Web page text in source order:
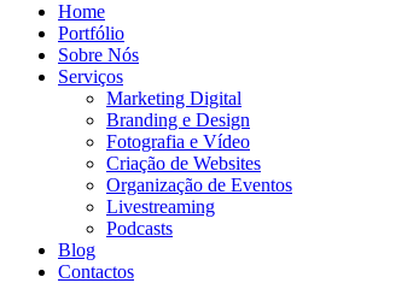
Home
Portfólio
Sobre Nós
Serviços
Marketing Digital
Branding e Design
Fotografia e Vídeo
Criação de Websites
Organização de Eventos
Livestreaming
Podcasts
Blog
Contactos